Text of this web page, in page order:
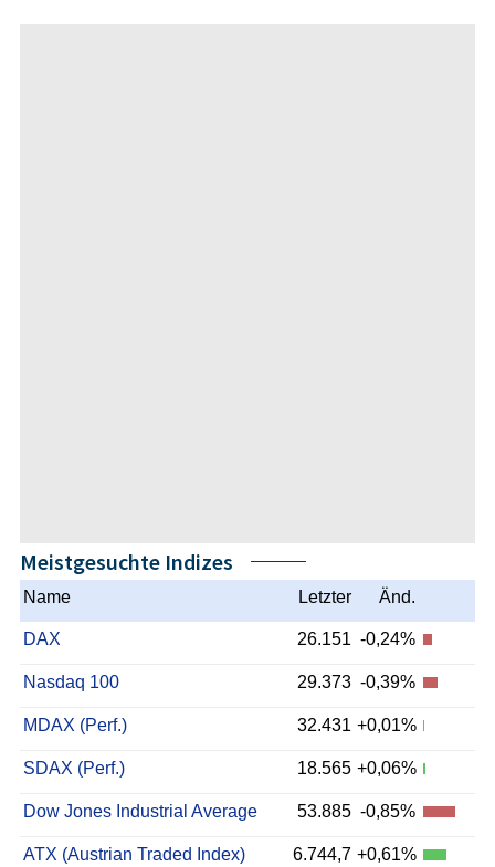
Meistgesuchte Indizes
Name Letzter Änd.
DAX 26.151 -0,24%
Nasdaq 100 29.373 -0,39%
MDAX (Perf.) 32.431 +0,01%
SDAX (Perf.) 18.565 +0,06%
Dow Jones Industrial Average 53.885 -0,85%
ATX (Austrian Traded Index) 6.744,7 +0,61%